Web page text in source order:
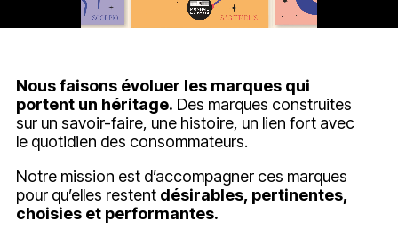
Nous faisons évoluer les marques qui
portent un héritage. Des marques construites
sur un savoir-faire, une histoire, un lien fort avec
le quotidien des consommateurs.
Notre mission est d’accompagner ces marques
pour qu’elles restent désirables, pertinentes,
choisies et performantes.